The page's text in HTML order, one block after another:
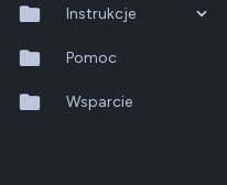
Instrukcje
QTS 5.2.x
QuTS hero h6.0.x
Pomoc
Wsparcie